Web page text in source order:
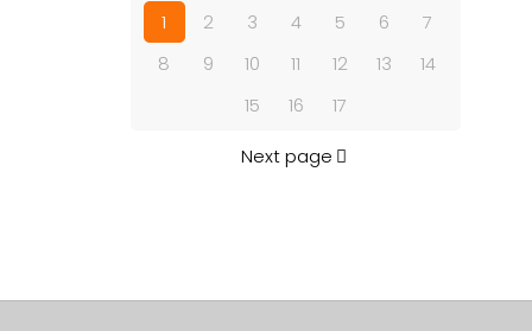
variații.
Opțiunile
variații.
fi
în
1 2 3 4 5 6
7
8
9 10 11 12 13
14
15
16 17
Next page